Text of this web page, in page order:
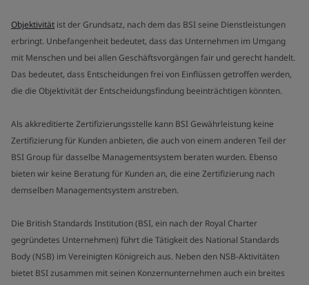
Objektivität ist der Grundsatz, nach dem das BSI seine Dienstleistungen
erbringt. Unbefangenheit bedeutet, dass das Unternehmen im Umgang
mit Menschen und bei allen Geschäftsvorgängen fair und gerecht handelt.
Das bedeutet, dass Entscheidungen frei von Einflüssen getroffen werden,
die die Objektivität der Entscheidungsfindung beeinträchtigen könnten.
Als akkreditierte Zertifizierungsstelle kann BSI Gewährleistung keine
Zertifizierung für Kunden anbieten, die auch von einem anderen Teil der
BSI Group für dasselbe Managementsystem beraten wurden. Ebenso
bieten wir keine Beratung für Kunden an, die eine Zertifizierung nach
demselben Managementsystem anstreben.
Die British Standards Institution (BSI, ein nach der Royal Charter
gegründetes Unternehmen) führt die Tätigkeit des National Standards
Body (NSB) im Vereinigten Königreich aus. Neben den NSB-Aktivitäten
bietet BSI zusammen mit seinen Konzernunternehmen auch ein breites